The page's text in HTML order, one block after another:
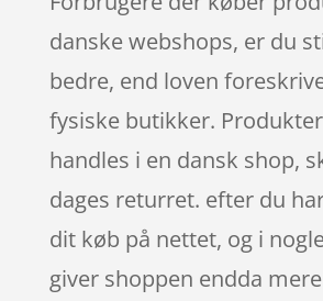
danske webshops, er du
bedre, end loven
fysiske butikker.
handles i en dansk shop,
dages returret. efter du
dit køb på nettet, og i
giver shoppen endda